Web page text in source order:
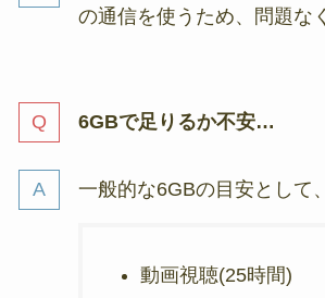
の通信を使うため、問題な
6GBで足りるか不安…
一般的な6GBの目安として、
動画視聴(25時間)